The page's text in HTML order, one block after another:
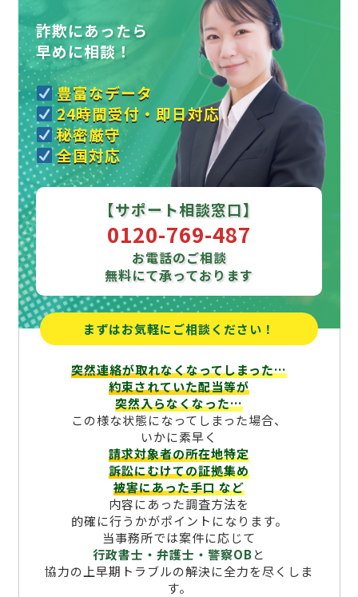
詐欺にあったら
早めに相談！
豊富なデータ
24時間受付・即日対応
秘密厳守
全国対応
【サポート相談窓口】
0120-769-487
お電話のご相談
無料にて承っております
まずはお気軽にご相談ください！
突然連絡が取れなくなってしまった…
約束されていた配当等が
突然入らなくなった…
この様な状態になってしまった場合、
いかに素早く
請求対象者の所在地特定
訴訟にむけての証拠集め
被害にあった手口など
内容にあった調査方法を
的確に行うかがポイントになります。
当事務所では案件に応じて
行政書士・弁護士・警察OBと
協力の上早期トラブルの解決に全力を尽くしま
す。